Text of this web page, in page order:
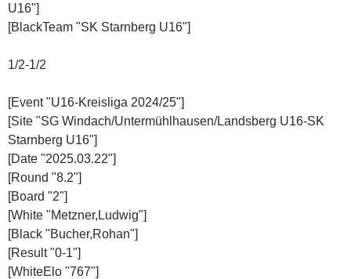
U16"]
[BlackTeam "SK Starnberg U16"]
1/2-1/2
[Event "U16-Kreisliga 2024/25"]
[Site "SG Windach/Untermühlhausen/Landsberg U16-SK
Starnberg U16"]
[Date "2025.03.22"]
[Round "8.2"]
[Board "2"]
[White "Metzner,Ludwig"]
[Black "Bucher,Rohan"]
[Result "0-1"]
[WhiteElo "767"]